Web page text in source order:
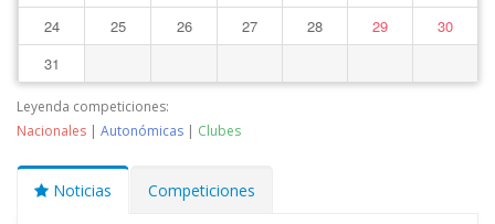
24
25 26 27 28 29
30
31
Leyenda competiciones:
Nacionales | Autonómicas | Clubes
Noticias Competiciones